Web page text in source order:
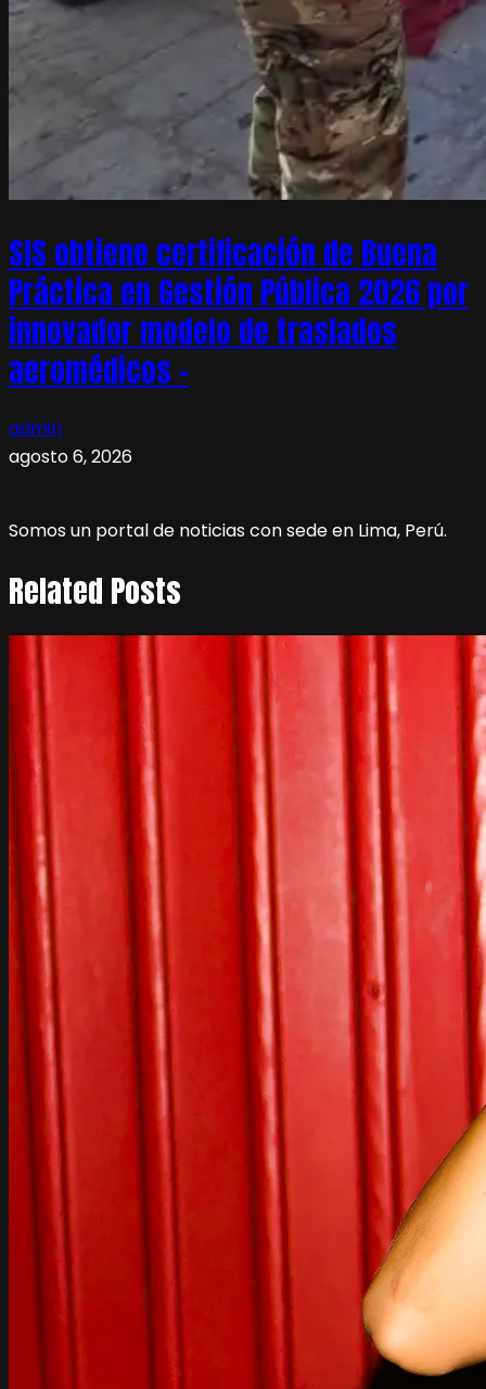
SIS obtiene certificación de Buena
Práctica en Gestión Pública 2026 por
innovador modelo de traslados
aeromédicos –
admin
agosto 6, 2026
Somos un portal de noticias con sede en Lima, Perú.
Related Posts